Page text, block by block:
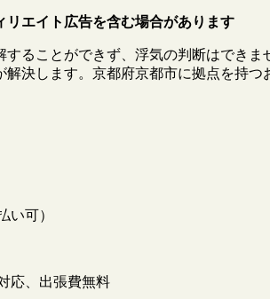
リエイト広告を含む場合があります
ることができず、浮気の判断はでき
決します。京都府京都市に拠点を持
い可）
応、出張費無料